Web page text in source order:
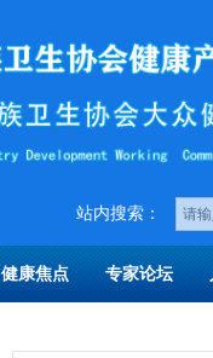
​​站内搜索：
健康焦点 专家论坛